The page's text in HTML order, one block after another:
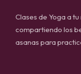
Clases de Yoga a
compartiendo los
asanas para